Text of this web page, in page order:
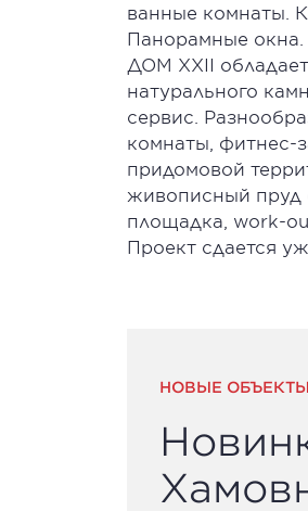
ванные комнаты.
Панорамные окна.
ДОМ XXII
натурального
сервис.
комнаты, фитнес-
придомовой
живописный пруд
площадка, work-
Проект сдается
НОВЫЕ ОБЪЕКТЫ